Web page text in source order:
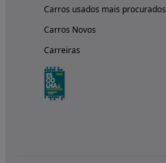
Carros usados mais procurados
Carros Novos
Carreiras